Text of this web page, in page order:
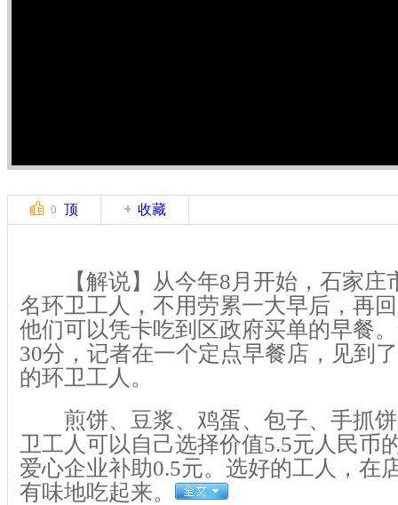
0 顶 收藏
【解说】从今年8月开始，石家庄
名环卫工人，不用劳累一大早后，再
他们可以凭卡吃到区政府买单的早餐
30分，记者在一个定点早餐店，见到
的环卫工人。
煎饼、豆浆、鸡蛋、包子、手抓饼
卫工人可以自己选择价值5.5元人民币
爱心企业补助0.5元。选好的工人，在
有味地吃起来。